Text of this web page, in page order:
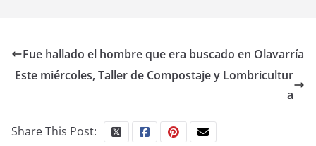
Fue hallado el hombre que era buscado en Olavarría
Este miércoles, Taller de Compostaje y Lombricultur
a
Share This Post: